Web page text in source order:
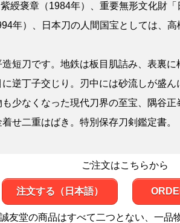
綬褒章（1984年）、重要無形文化財
年）、日本刀の人間国宝としては、
短刀です。地鉄は板目肌詰み、表裏
逆丁子交じり。刃中には砂流しが盛
少なくなった現代刀界の至宝、隅谷
せ二重はばき。特別保存刀剣鑑定書。
ご注文はこちらから
注文する（日本語）
誠友堂の商品はすべて二つとない、一品